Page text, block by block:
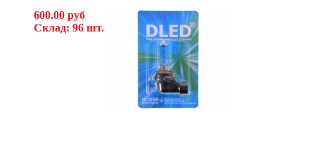
600.00 руб
Склад: 96 шт.